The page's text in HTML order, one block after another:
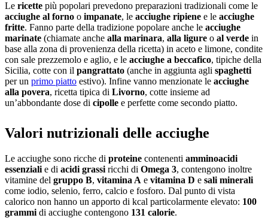
Le ricette più popolari prevedono preparazioni tradizionali come le
acciughe al forno o impanate, le acciughe ripiene e le acciughe
fritte. Fanno parte della tradizione popolare anche le acciughe
marinate (chiamate anche alla marinara, alla ligure o al verde in
base alla zona di provenienza della ricetta) in aceto e limone, condite
con sale prezzemolo e aglio, e le acciughe a beccafico, tipiche della
Sicilia, cotte con il pangrattato (anche in aggiunta agli spaghetti
per un primo piatto estivo). Infine vanno menzionate le acciughe
alla povera, ricetta tipica di Livorno, cotte insieme ad
un’abbondante dose di cipolle e perfette come secondo piatto.
Valori nutrizionali delle acciughe
Le acciughe sono ricche di proteine contenenti amminoacidi
essenziali e di acidi grassi ricchi di Omega 3, contengono inoltre
vitamine del gruppo B, vitamina A e vitamina D e sali minerali
come iodio, selenio, ferro, calcio e fosforo. Dal punto di vista
calorico non hanno un apporto di kcal particolarmente elevato: 100
grammi di acciughe contengono 131 calorie.